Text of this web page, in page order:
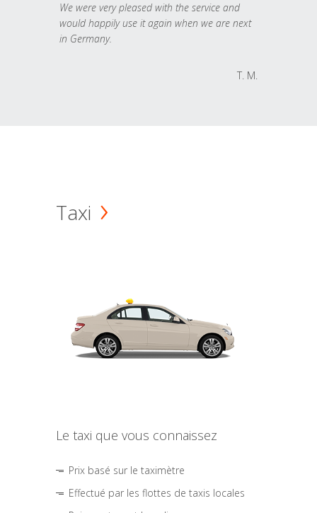
We were very pleased with the service and
would happily use it again when we are next
in Germany.
T. M.
Taxi
Le taxi que vous connaissez
Prix basé sur le taximètre
Effectué par les flottes de taxis locales